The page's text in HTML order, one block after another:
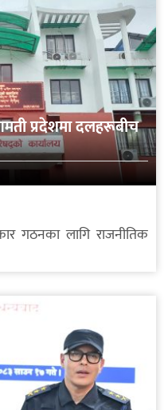
प्रदेशमा दलहरूबीच
गठनका लागि राजनीतिक